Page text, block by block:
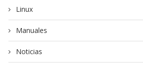
Linux
Manuales
Noticias